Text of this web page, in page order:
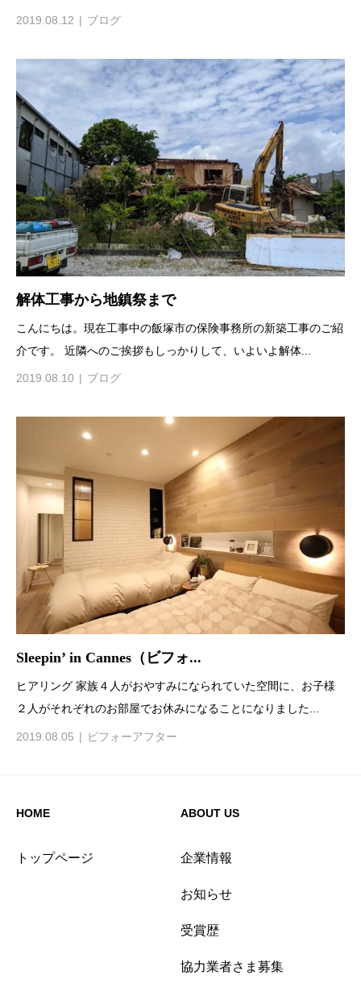
2019.08.12 ブログ
解体工事から地鎮祭まで
こんにちは。現在工事中の飯塚市の保険事務所の新築工事のご紹
介です。 近隣へのご挨拶もしっかりして、いよいよ解体...
2019.08.10 ブログ
Sleepin’ in Cannes（ビフォ...
ヒアリング 家族４人がおやすみになられていた空間に、お子様
２人がそれぞれのお部屋でお休みになることになりました...
2019.08.05 ビフォーアフター
HOME
トップページ
ABOUT US
企業情報
お知らせ
受賞歴
協力業者さま募集